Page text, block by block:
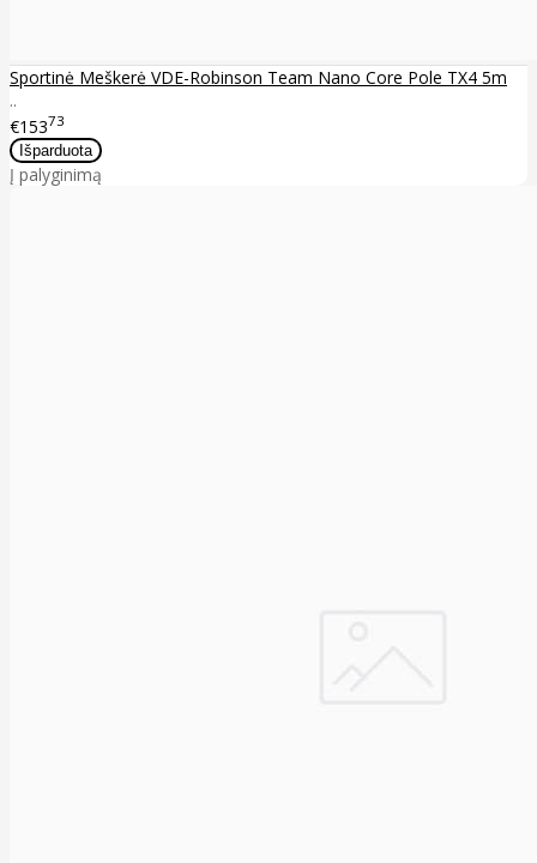
Sportinė Meškerė VDE-Robinson Team Nano Core Pole TX4 5m
..
€15373
Į palyginimą